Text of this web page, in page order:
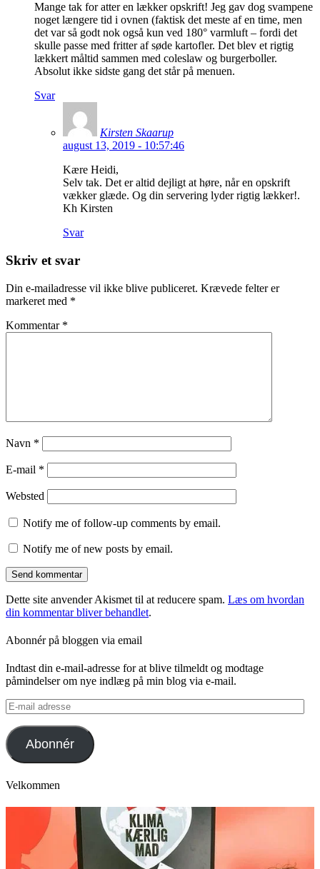
Mange tak for atter en lækker opskrift! Jeg gav dog svampene
noget længere tid i ovnen (faktisk det meste af en time, men
det var så godt nok også kun ved 180° varmluft – fordi det
skulle passe med fritter af søde kartofler. Det blev et rigtig
lækkert måltid sammen med coleslaw og burgerboller.
Absolut ikke sidste gang det står på menuen.
Svar
Kirsten Skaarup
august 13, 2019 - 10:57:46
Kære Heidi,
Selv tak. Det er altid dejligt at høre, når en opskrift
vækker glæde. Og din servering lyder rigtig lækker!.
Kh Kirsten
Svar
Skriv et svar
Din e-mailadresse vil ikke blive publiceret. Krævede felter er
markeret med *
Kommentar *
Navn *
E-mail *
Websted
Notify me of follow-up comments by email.
Notify me of new posts by email.
Dette site anvender Akismet til at reducere spam. Læs om hvordan
din kommentar bliver behandlet.
Abonnér på bloggen via email
Indtast din e-mail-adresse for at blive tilmeldt og modtage
påmindelser om nye indlæg på min blog via e-mail.
E-
mail
adresse
Abonnér
Velkommen